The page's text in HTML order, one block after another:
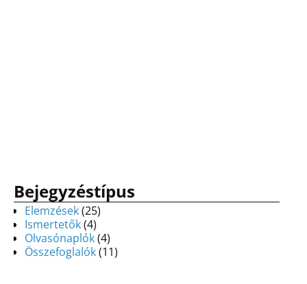
Bejegyzéstípus
Elemzések(25)
Ismertetők(4)
Olvasónaplók(4)
Összefoglalók(11)